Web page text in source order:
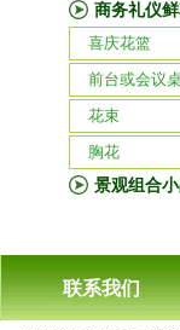
商务礼仪
喜庆花篮
前台或会议
花束
胸花
景观组合
联系我们